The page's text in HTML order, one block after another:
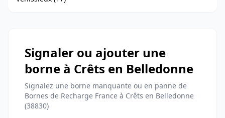
Signaler ou ajouter une
borne à Crêts en Belledonne
Signalez une borne manquante ou en panne de
Bornes de Recharge France à Crêts en Belledonne
(38830)